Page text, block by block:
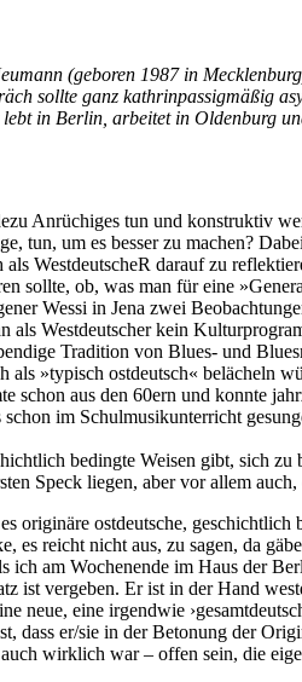
(geboren 1987 in
sollte ganz kathrinpassigmäßig
in Berlin, arbeitet in Oldenburg
Anrüchiges tun und konstruktiv
tun, um es besser zu machen?
WestdeutscheR darauf zu
sollte, ob, was man für eine
Wessi in Jena zwei
als Westdeutscher kein
Tradition von Blues- und
»typisch ostdeutsch« belächeln
schon aus den 60ern und konnte
im Schulmusikunterricht
bedingte Weisen gibt, sich
Speck liegen, aber vor allem
originäre ostdeutsche,
reicht nicht aus, zu sagen, da
am Wochenende im Haus der
ist vergeben. Er ist in der Hand
neue, eine irgendwie
dass er/sie in der Betonung der
wirklich war – offen sein, die